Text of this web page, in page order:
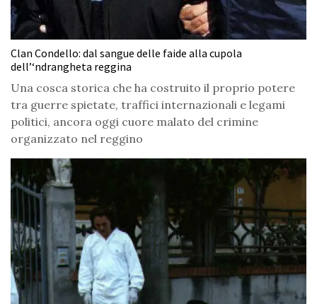
Clan Condello: dal sangue delle faide alla cupola
dell’‘ndrangheta reggina
Una cosca storica che ha costruito il proprio potere
tra guerre spietate, traffici internazionali e legami
politici, ancora oggi cuore malato del crimine
organizzato nel reggino